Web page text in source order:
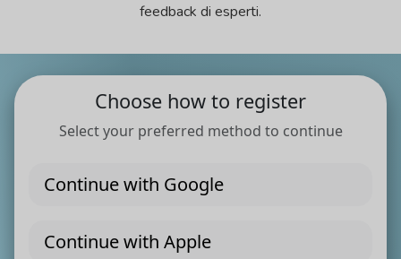
feedback di esperti.